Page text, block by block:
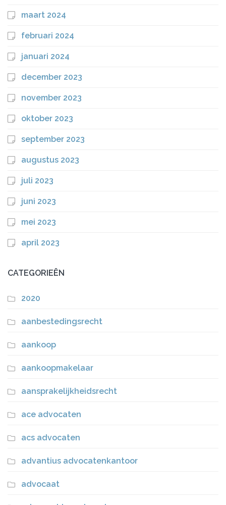
maart 2024
februari 2024
januari 2024
december 2023
november 2023
oktober 2023
september 2023
augustus 2023
juli 2023
juni 2023
mei 2023
april 2023
CATEGORIEËN
2020
aanbestedingsrecht
aankoop
aankoopmakelaar
aansprakelijkheidsrecht
ace advocaten
acs advocaten
advantius advocatenkantoor
advocaat